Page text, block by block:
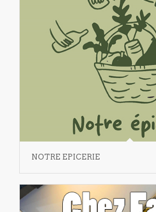
NOTRE EPICERIE